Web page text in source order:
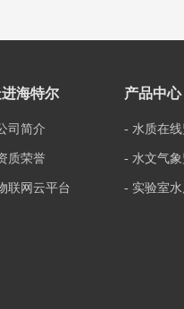
海特尔
司简介
质荣誉
联网云平台
产品中心
- 水质在
- 水文气
- 实验室水